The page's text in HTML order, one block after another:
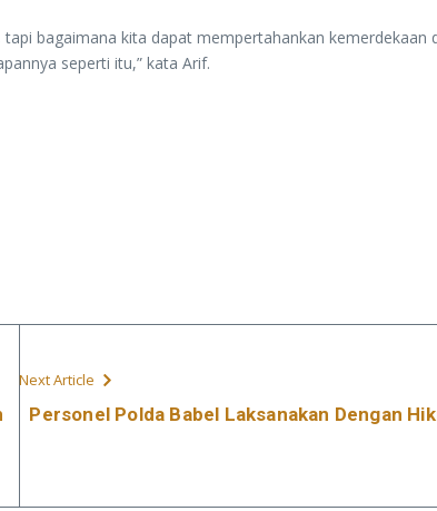
bagaimana kita dapat mempertahankan kemerdekaan
seperti itu,” kata Arif.
Next Article
Personel Polda Babel Laksanakan Dengan